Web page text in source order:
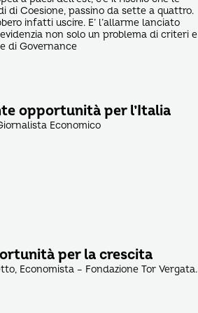
di Coesione, passino da sette a quattro.
infatti uscire. E’ l’allarme lanciato
non solo un problema di criteri e
di Governance
opportunità per l’Italia
Economico
per la crescita
Economista – Fondazione Tor Vergata.